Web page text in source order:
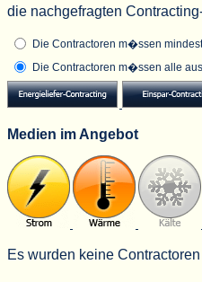
die nachgefragten
Die Contractoren m�ssen
Die Contractoren m�ssen alle
Medien im Angebot
Es wurden keine